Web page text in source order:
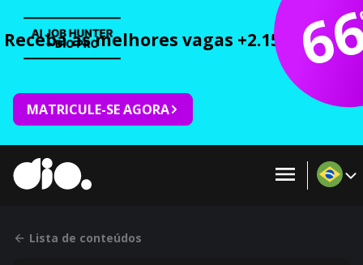
Receba as melhores vagas +2.150 cursos
MATRICULE-SE AGORA
Lista de conteúdos